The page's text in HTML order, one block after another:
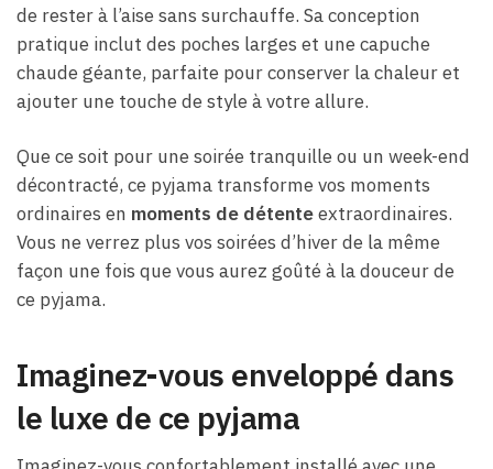
de rester à l’aise sans surchauffe. Sa conception
pratique inclut des poches larges et une capuche
chaude géante, parfaite pour conserver la chaleur et
ajouter une touche de style à votre allure.
Que ce soit pour une soirée tranquille ou un week-end
décontracté, ce pyjama transforme vos moments
ordinaires en moments de détenteextraordinaires.
Vous ne verrez plus vos soirées d’hiver de la même
façon une fois que vous aurez goûté à la douceur de
ce pyjama.
Imaginez-vous enveloppé dans
le luxe de ce pyjama